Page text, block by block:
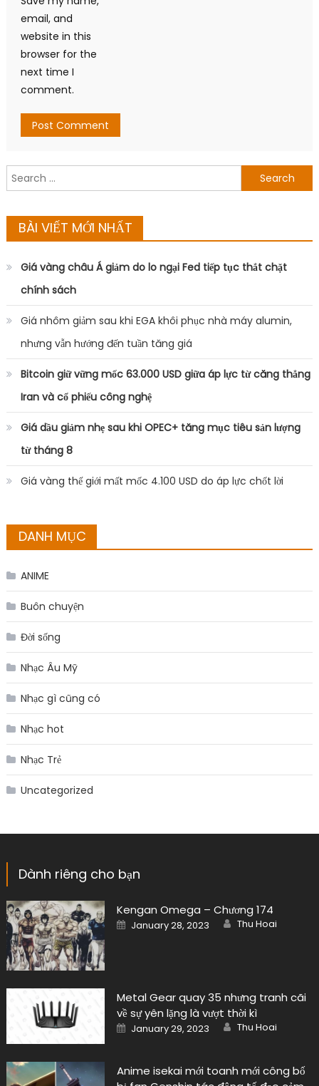
email, and
website in this
browser for the
next time I
comment.
Search
for:
BÀI VIẾT MỚI NHẤT
Giá vàng châu Á giảm do lo ngại Fed tiếp tục thắt chặt
chính sách
Giá nhôm giảm sau khi EGA khôi phục nhà máy alumin,
nhưng vẫn hướng đến tuần tăng giá
Bitcoin giữ vững mốc 63.000 USD giữa áp lực từ căng thẳng
Iran và cổ phiếu công nghệ
Giá dầu giảm nhẹ sau khi OPEC+ tăng mục tiêu sản lượng
từ tháng 8
Giá vàng thế giới mất mốc 4.100 USD do áp lực chốt lời
DANH MỤC
ANIME
Buôn chuyện
Đời sống
Nhạc Âu Mỹ
Nhạc gì cũng có
Nhạc hot
Nhạc Trẻ
Uncategorized
Dành riêng cho bạn
Kengan Omega – Chương 174
Posted
on
January 28, 2023 Author
Thu Hoai
Metal Gear quay 35 nhưng tranh cãi
về sự yên lặng là vượt thời kì
Posted
on
January 29, 2023 Author
Thu Hoai
Anime isekai mới toanh mới công bố